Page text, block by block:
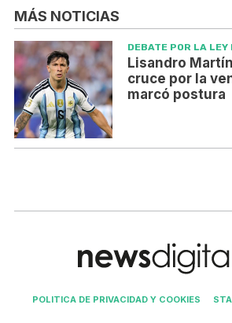
MÁS NOTICIAS
DEBATE POR LA LEY
Lisandro
cruce por la
marcó postura
POLITICA DE PRIVACIDAD Y COOKIES